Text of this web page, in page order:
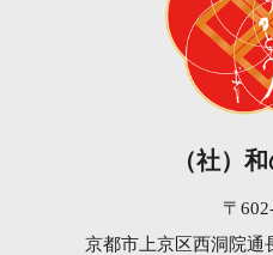
（社）
〒
京都市上京区西洞院通